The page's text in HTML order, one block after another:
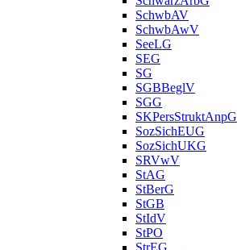
SchwbAV
SchwbAwV
SeeLG
SEG
SG
SGBBeglV
SGG
SKPersStruktAnpG
SozSichEUG
SozSichUKG
SRVwV
StAG
StBerG
StGB
StIdV
StPO
StrEG